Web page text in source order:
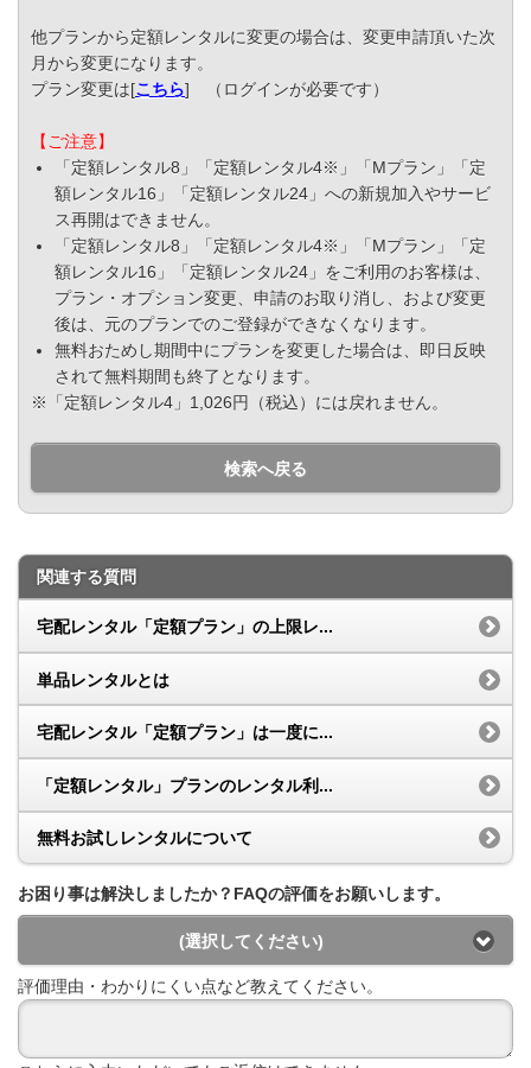
他プランから定額レンタルに変更の場合は、変更申請頂いた次
月から変更になります。
プラン変更は[こちら] （ログインが必要です）
【ご注意】
「定額レンタル8」「定額レンタル4※」「Mプラン」「定
額レンタル16」「定額レンタル24」への新規加入やサービ
ス再開はできません。
「定額レンタル8」「定額レンタル4※」「Mプラン」「定
額レンタル16」「定額レンタル24」をご利用のお客様は、
プラン・オプション変更、申請のお取り消し、および変更
後は、元のプランでのご登録ができなくなります。
無料おためし期間中にプランを変更した場合は、即日反映
されて無料期間も終了となります。
※「定額レンタル4」1,026円（税込）には戻れません。
検索へ戻る
関連する質問
宅配レンタル「定額プラン」の上限レ...
単品レンタルとは
宅配レンタル「定額プラン」は一度に...
「定額レンタル」プランのレンタル利...
無料お試しレンタルについて
お困り事は解決しましたか？FAQの評価をお願いします。
(選択してください)
評価理由・わかりにくい点など教えてください。